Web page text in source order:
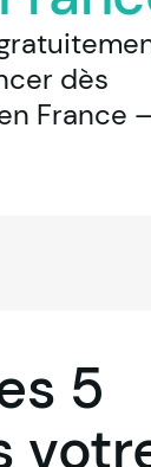
dès
France
5